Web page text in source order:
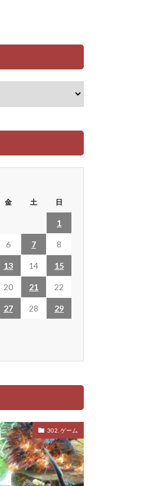
金 土 日
1
6 7 8
13 14 15
20 21 22
27 28 29
302. ゲーム